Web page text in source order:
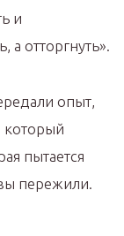
и
а отторгнуть».
опыт,
который
пытается
пережили.